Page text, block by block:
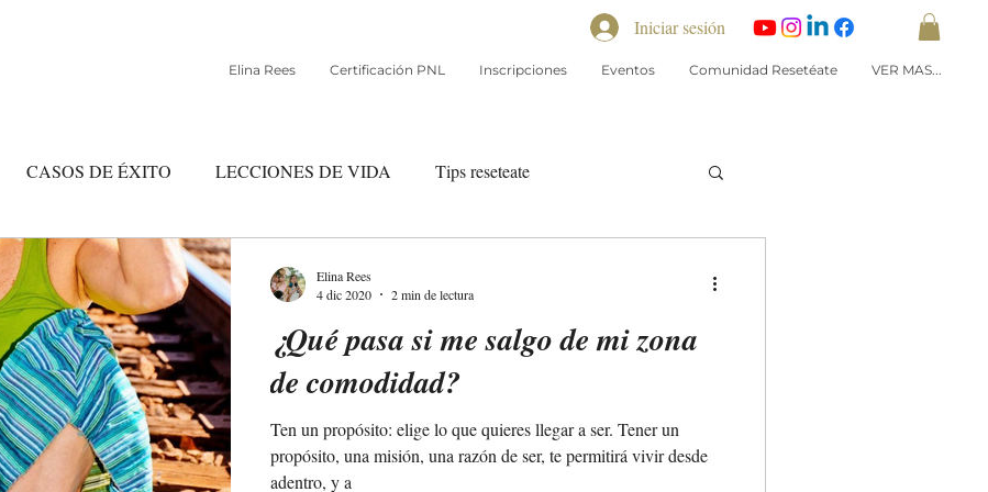
Elina Rees Certificación PNL Inscripciones Eventos Comunidad Resetéate VER MAS...
Iniciar sesión
CASOS DE ÉXITO LECCIONES DE VIDA Tips reseteate
merecimiento y abundancia
¿Qué pasa si me salgo de mi zona
de comodidad?
Ten un propósito: elige lo que quieres llegar a ser. Tener un
propósito, una misión, una razón de ser, te permitirá vivir desde
adentro, y a
Elina Rees
4 dic 2020
2 min de lectura